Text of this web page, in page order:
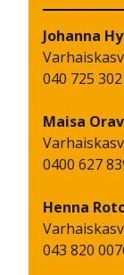
Johanna
040 725
Maisa
0400 627
Henna
043 820